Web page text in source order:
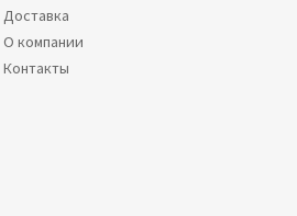
Доставка
О компании
Контакты